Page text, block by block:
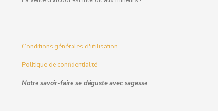
Conditions générales d'utilisation
Politique de confidentialité
Notre savoir-faire se déguste avec sagesse